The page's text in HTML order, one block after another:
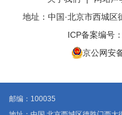
地址：中国·北京市西城区
ICP备案编号：
京公网安
邮编：100035